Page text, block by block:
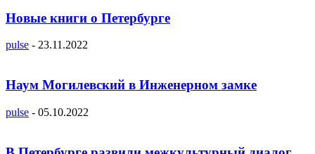
Новые книги о Петербурге
pulse - 23.11.2022
Наум Могилевский в Инженерном замке
pulse - 05.10.2022